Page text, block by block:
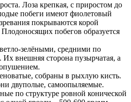
Лоза крепкая, с приростом до
побеги имеют фиолетовый
покрываются корой
побегов образуется
зелёными, средними по
Их внешняя сторона пузырчатая, а
собраны в рыхлую кисть.
двуполые, самоопыляемые.
по структуре ровной конической